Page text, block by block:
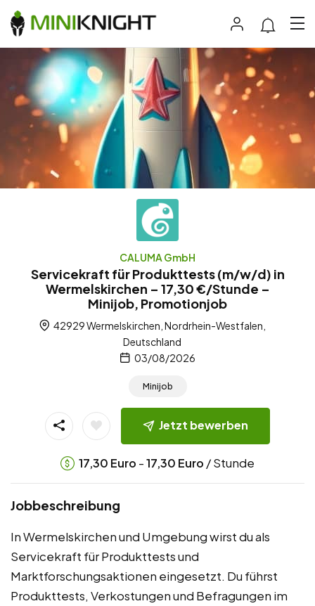
CALUMA GmbH
Servicekraft für Produkttests (m/w/d) in
Wermelskirchen – 17,30 €/Stunde –
Minijob, Promotionjob
42929 Wermelskirchen, Nordrhein-Westfalen,
Deutschland
03/08/2026
Minijob
Jetzt bewerben
17,30 Euro -17,30 Euro / Stunde
Jobbeschreibung
In Wermelskirchen und Umgebung wirst du als
Servicekraft für Produkttests und
Marktforschungsaktionen eingesetzt. Du führst
Produkttests, Verkostungen und Befragungen im